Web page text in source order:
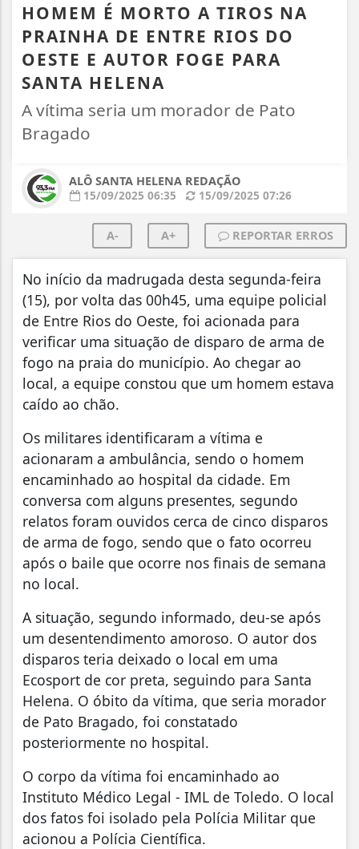
HOMEM É MORTO A TIROS NA
PRAINHA DE ENTRE RIOS DO
OESTE E AUTOR FOGE PARA
SANTA HELENA
A vítima seria um morador de Pato
Bragado
ALÔ SANTA HELENA REDAÇÃO
15/09/2025 06:35
15/09/2025 07:26
A- A+ REPORTAR ERROS
No início da madrugada desta segunda-feira
(15), por volta das 00h45, uma equipe policial
de Entre Rios do Oeste, foi acionada para
verificar uma situação de disparo de arma de
fogo na praia do município. Ao chegar ao
local, a equipe constou que um homem estava
caído ao chão.
Os militares identificaram a vítima e
acionaram a ambulância, sendo o homem
encaminhado ao hospital da cidade. Em
conversa com alguns presentes, segundo
relatos foram ouvidos cerca de cinco disparos
de arma de fogo, sendo que o fato ocorreu
após o baile que ocorre nos finais de semana
no local.
A situação, segundo informado, deu-se após
um desentendimento amoroso. O autor dos
disparos teria deixado o local em uma
Ecosport de cor preta, seguindo para Santa
Helena. O óbito da vítima, que seria morador
de Pato Bragado, foi constatado
posteriormente no hospital.
O corpo da vítima foi encaminhado ao
Instituto Médico Legal - IML de Toledo. O local
dos fatos foi isolado pela Polícia Militar que
acionou a Polícia Científica.